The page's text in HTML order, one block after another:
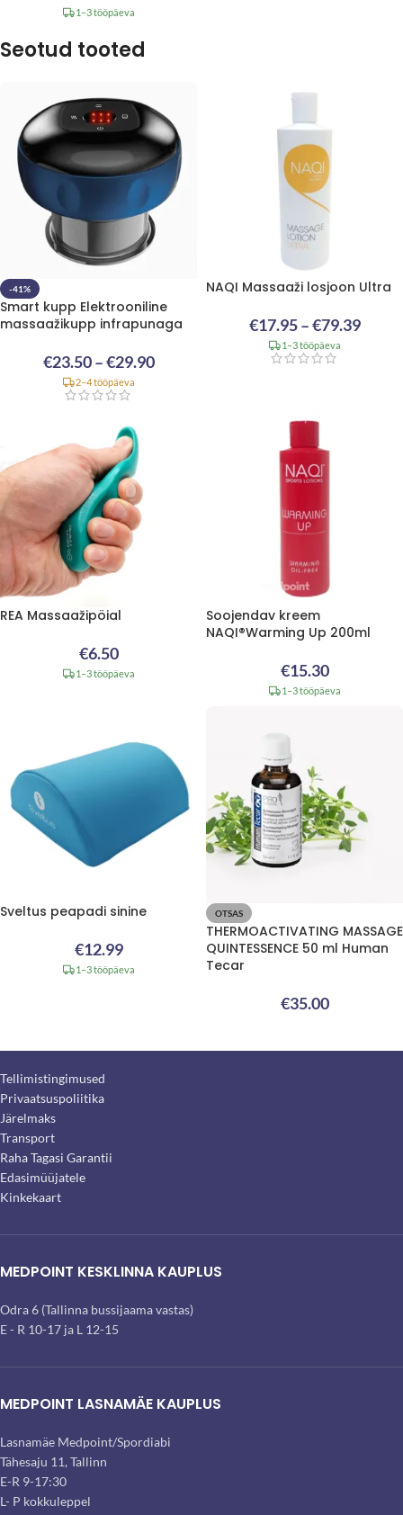
1–3 tööpäeva
Seotud tooted
-41%
Smart kupp Elektrooniline
massaažikupp infrapunaga
€23.50 –€29.90
2–4 tööpäeva
NAQI Massaaži losjoon Ultra
€17.95 –€79.39
1–3 tööpäeva
REA Massaažipöial
€6.50
1–3 tööpäeva
Soojendav kreem
NAQI®Warming Up 200ml
€15.30
1–3 tööpäeva
Sveltus peapadi sinine
€12.99
1–3 tööpäeva
OTSAS
THERMOACTIVATING MASSAGE
QUINTESSENCE 50 ml Human
Tecar
€35.00
Tellimistingimused
Privaatsuspoliitika
Järelmaks
Transport
Raha Tagasi Garantii
Edasimüüjatele
Kinkekaart
MEDPOINT KESKLINNA KAUPLUS
Odra 6 (Tallinna bussijaama vastas)
E - R 10-17 ja L 12-15
MEDPOINT LASNAMÄE KAUPLUS
Lasnamäe Medpoint/Spordiabi
Tähesaju 11, Tallinn
E-R 9-17:30
L- P kokkuleppel